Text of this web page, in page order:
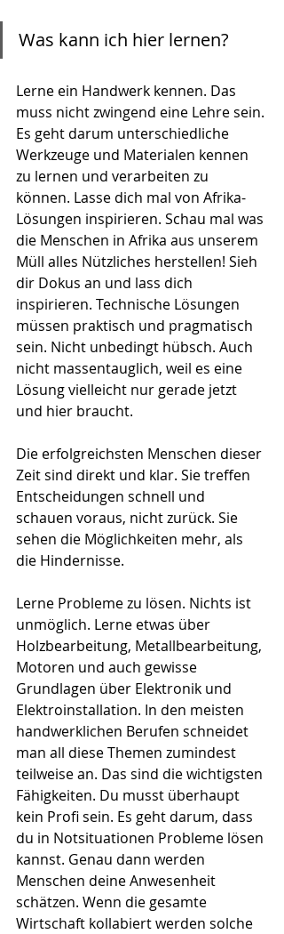
Was kann ich hier lernen?
Lerne ein Handwerk kennen. Das
muss nicht zwingend eine Lehre sein.
Es geht darum unterschiedliche
Werkzeuge und Materialen kennen
zu lernen und verarbeiten zu
können. Lasse dich mal von Afrika-
Lösungen inspirieren. Schau mal was
die Menschen in Afrika aus unserem
Müll alles Nützliches herstellen! Sieh
dir Dokus an und lass dich
inspirieren. Technische Lösungen
müssen praktisch und pragmatisch
sein. Nicht unbedingt hübsch. Auch
nicht massentauglich, weil es eine
Lösung vielleicht nur gerade jetzt
und hier braucht.
Die erfolgreichsten Menschen dieser
Zeit sind direkt und klar. Sie treffen
Entscheidungen schnell und
schauen voraus, nicht zurück. Sie
sehen die Möglichkeiten mehr, als
die Hindernisse.
Lerne Probleme zu lösen. Nichts ist
unmöglich. Lerne etwas über
Holzbearbeitung, Metallbearbeitung,
Motoren und auch gewisse
Grundlagen über Elektronik und
Elektroinstallation. In den meisten
handwerklichen Berufen schneidet
man all diese Themen zumindest
teilweise an. Das sind die wichtigsten
Fähigkeiten. Du musst überhaupt
kein Profi sein. Es geht darum, dass
du in Notsituationen Probleme lösen
kannst. Genau dann werden
Menschen deine Anwesenheit
schätzen. Wenn die gesamte
Wirtschaft kollabiert werden solche